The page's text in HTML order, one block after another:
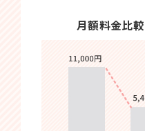
月額料金比較